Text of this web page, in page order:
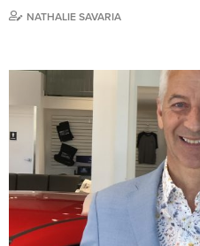
NATHALIE SAVARIA